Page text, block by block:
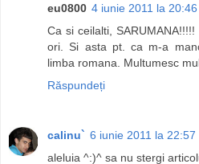
eu0800 4 iunie 2011 la 20:46
Ca si ceilalti,
ori. Si asta pt. ca m-a
limba romana. Multumesc
Răspundeți
calinu` 6 iunie 2011 la 22:57
aleluia ^:)^ sa nu stergi